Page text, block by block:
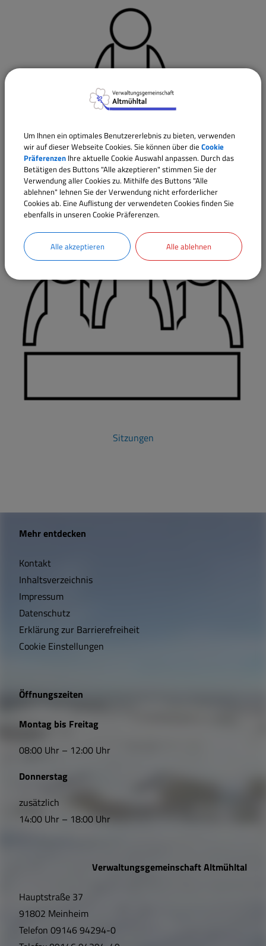
Ausschüsse
Sitzungen
W
c
h
t
i
e
L
n
k
s
f
n
Mehr entdecken
Kontakt
Inhaltsverzeichnis
Impressum
Datenschutz
Erklärung zur Barrierefreiheit
Cookie Einstellungen
Öffnungszeiten
Montag bis Freitag
08:00 Uhr – 12:00 Uhr
Donnerstag
zusätzlich
14:00 Uhr – 18:00 Uhr
Verwaltungsgemeinschaft Altmühltal
Hauptstraße 37
91802 Meinheim
Telefon 09146 94294-0
Um Ihnen ein optimales Benutzererlebnis zu bieten, verwenden
wir auf dieser Webseite Cookies. Sie können über die Cookie
Präferenzen Ihre aktuelle Cookie Auswahl anpassen. Durch das
Betätigen des Buttons "Alle akzeptieren" stimmen Sie der
Verwendung aller Cookies zu. Mithilfe des Buttons "Alle
ablehnen" lehnen Sie der Verwendung nicht erforderlicher
Cookies ab. Eine Auflistung der verwendeten Cookies finden Sie
ebenfalls in unseren Cookie Präferenzen.
Alle akzeptieren Alle ablehnen